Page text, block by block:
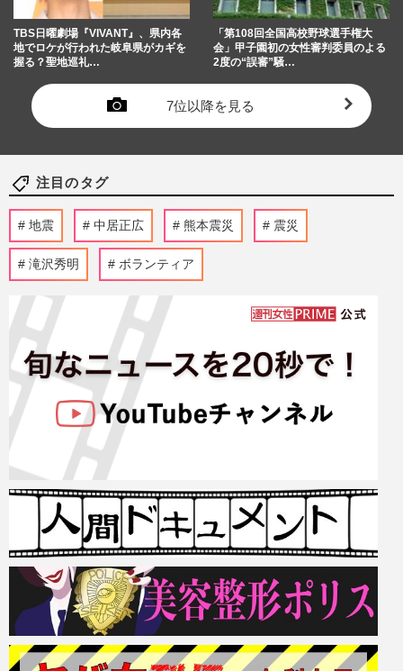
TBS日曜劇場『VIVANT』、県内各
地でロケが行われた岐阜県がカギを
握る？聖地巡礼…
「第108回全国高校野球選手権大
会」甲子園初の女性審判委員のよる
2度の“誤審”騒…
7位以降を見る
注目のタグ
地震 中居正広 熊本震災 震災
滝沢秀明 ボランティア